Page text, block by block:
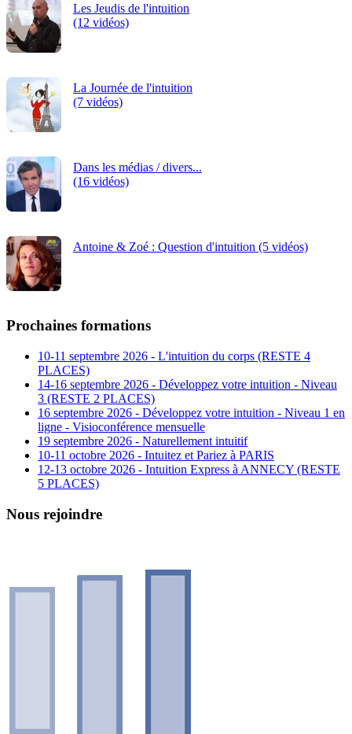
Les Jeudis de l'intuition
(12 vidéos)
La Journée de l'intuition
(7 vidéos)
Dans les médias / divers...
(16 vidéos)
Antoine & Zoé : Question d'intuition (5 vidéos)
Prochaines formations
10-11 septembre 2026 - L'intuition du corps (RESTE 4
PLACES)
14-16 septembre 2026 - Développez votre intuition - Niveau
3 (RESTE 2 PLACES)
16 septembre 2026 - Développez votre intuition - Niveau 1 en
ligne - Visioconférence mensuelle
19 septembre 2026 - Naturellement intuitif
10-11 octobre 2026 - Intuitez et Pariez à PARIS
12-13 octobre 2026 - Intuition Express à ANNECY (RESTE
5 PLACES)
Nous rejoindre